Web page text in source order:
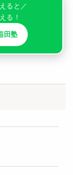
ると／
る！
田塾